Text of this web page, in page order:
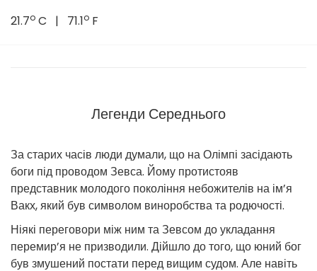
21.7o C | 71.1o F
Легенди Середнього
За старих часів люди думали, що на Олімпі засідають
боги під проводом Зевса. Йому протистояв
представник молодого покоління небожителів на ім’я
Вакх, який був символом виноробства та родючості.
Ніякі переговори між ним та Зевсом до укладання
перемир’я не призводили. Дійшло до того, що юний бог
був змушений постати перед вищим судом. Але навіть